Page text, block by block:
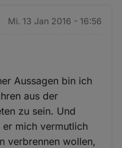
Mi. 13 Jan 2016 - 16:56
Aussagen bin ich
aus der
zu sein. Und
mich vermutlich
verbrennen wollen,